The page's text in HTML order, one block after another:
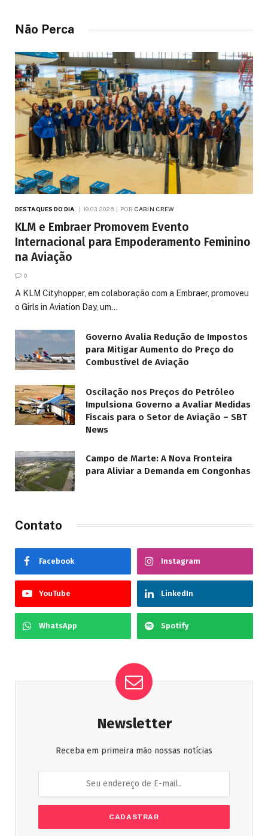
Não Perca
DESTAQUES DO DIA 19.03.2026 POR CABIN CREW
KLM e Embraer Promovem Evento
Internacional para Empoderamento Feminino
na Aviação
0
A KLM Cityhopper, em colaboração com a Embraer, promoveu
o Girls in Aviation Day, um…
Governo Avalia Redução de Impostos
para Mitigar Aumento do Preço do
Combustível de Aviação
Oscilação nos Preços do Petróleo
Impulsiona Governo a Avaliar Medidas
Fiscais para o Setor de Aviação – SBT
News
Campo de Marte: A Nova Fronteira
para Aliviar a Demanda em Congonhas
Contato
Facebook Instagram
YouTube LinkedIn
WhatsApp Spotify
Newsletter
Receba em primeira mão nossas notícias